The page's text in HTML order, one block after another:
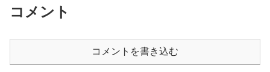
コメント
コメントを書き込む